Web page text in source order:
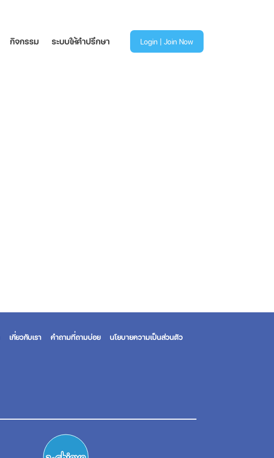
กิจกรรม ระบบให้คำปรึกษา Login | Join Now
เกี่ยวกับเรา คำถามที่ถามบ่อย นโยบายความเป็นส่วนตัว